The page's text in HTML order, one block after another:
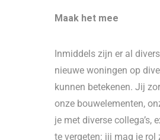
Maak het mee
Inmiddels zijn er al
nieuwe woningen op
kunnen betekenen. Jij
onze bouwelementen,
je met diverse
te vergeten: jij mag je